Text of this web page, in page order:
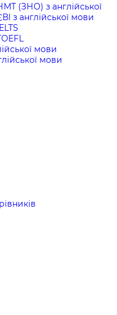
(ЗНО) з англійської
з англійської мови
мови
мови